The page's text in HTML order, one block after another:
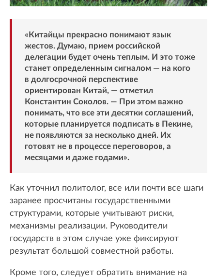
«Китайцы прекрасно понимают язык
жестов. Думаю, прием российской
делегации будет очень теплым. И это тоже
станет определенным сигналом — на кого
в долгосрочной перспективе
ориентирован Китай, — отметил
Константин Соколов. — При этом важно
понимать, что все эти десятки соглашений,
которые планируется подписать в Пекине,
не появляются за несколько дней. Их
готовят не в процессе переговоров, а
месяцами и даже годами».
Как уточнил политолог, все или почти все шаги
заранее просчитаны государственными
структурами, которые учитывают риски,
механизмы реализации. Руководители
государств в этом случае уже фиксируют
результат большой совместной работы.
Кроме того, следует обратить внимание на